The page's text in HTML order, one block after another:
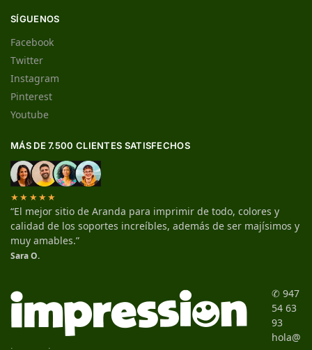
SÍGUENOS
Facebook
Twitter
Instagram
Pinterest
Youtube
MÁS DE 7.500 CLIENTES SATISFECHOS
★★★★★
“El mejor sitio de Aranda para imprimir de todo, colores y
calidad de los soportes increíbles, además de ser majísimos y
muy amables.”
Sara O.
✆ 947
54 63
93
hola@